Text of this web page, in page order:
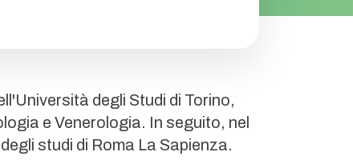
degli Studi di Torino,
e Venerologia. In seguito, nel
studi di Roma La Sapienza.